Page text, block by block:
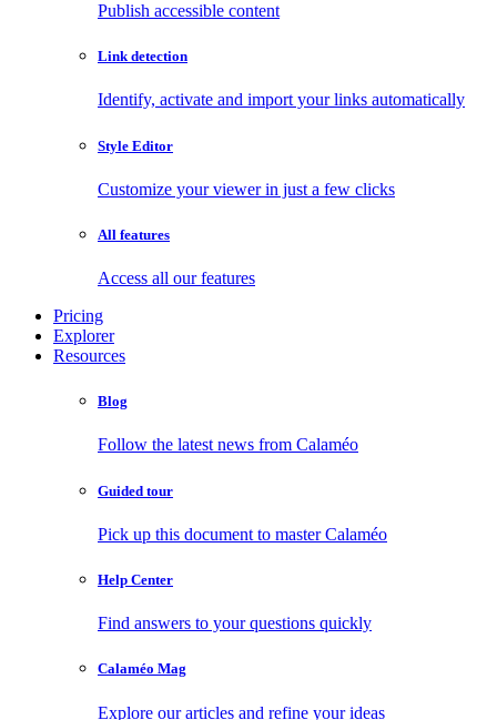
Publish accessible content
Link detection
Identify, activate and import your links automatically
Style Editor
Customize your viewer in just a few clicks
All features
Access all our features
Pricing
Explorer
Resources
Blog
Follow the latest news from Calaméo
Guided tour
Pick up this document to master Calaméo
Help Center
Find answers to your questions quickly
Calaméo Mag
Explore our articles and refine your ideas